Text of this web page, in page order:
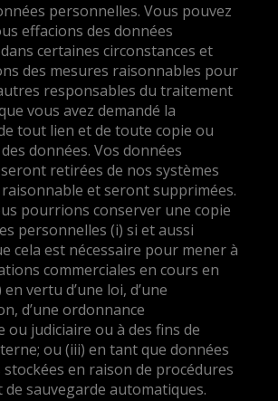
personnelles. Vous pouvez
effacions des données
certaines circonstances et
des mesures raisonnables pour
responsables du traitement
vous avez demandé la
tout lien et de toute copie ou
données. Vos données
retirées de nos systèmes
et seront supprimées.
pourrions conserver une copie
personnelles (i) si et aussi
cela est nécessaire pour mener à
commerciales en cours en
vertu d’une loi, d’une
d’une ordonnance
ou judiciaire ou à des fins de
ou (iii) en tant que données
en raison de procédures
de sauvegarde automatiques.